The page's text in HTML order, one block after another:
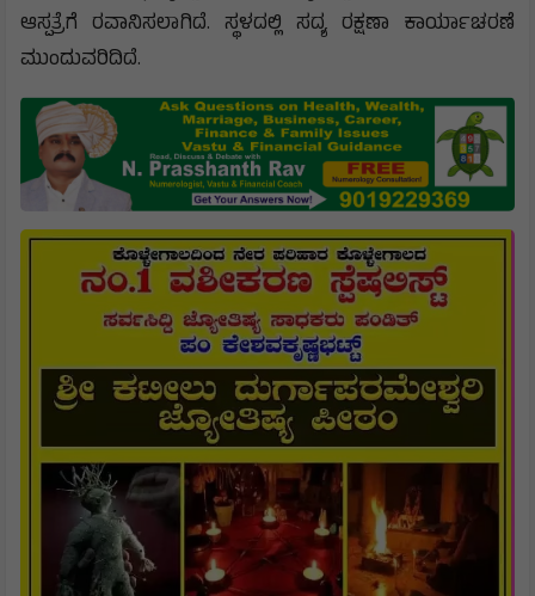
ಆಸ್ಪತ್ರೆಗೆ ರವಾನಿಸಲಾಗಿದೆ. ಸ್ಥಳದಲ್ಲಿ ಸದ್ಯ ರಕ್ಷಣಾ ಕಾರ್ಯಾಚರಣೆ
ಮುಂದುವರಿದಿದೆ.